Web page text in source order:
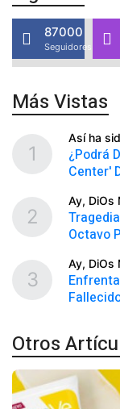
87000
Seguidores
Más Vistas
Así ha
¿Podrá
Center'
1
Ay, DiOs
Octavo
2
Ay, DiOs
3
Otros